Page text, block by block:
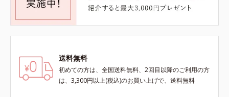
送料無料
初めての方は、全国送料無料、2回目以降のご利用の方
は、3,300円以上(税込)のお買い上げで、送料無料